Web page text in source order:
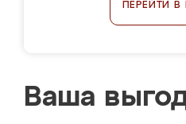
ПЕРЕЙТИ В
Ваша